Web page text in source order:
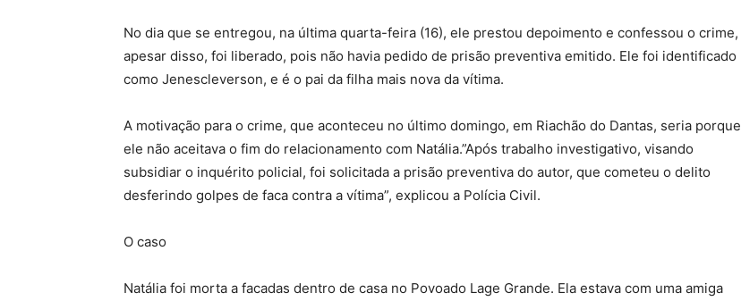
No dia que se entregou, na última quarta-feira (16), ele prestou depoimento e confessou o crime,
apesar disso, foi liberado, pois não havia pedido de prisão preventiva emitido. Ele foi identificado
como Jenescleverson, e é o pai da filha mais nova da vítima.
A motivação para o crime, que aconteceu no último domingo, em Riachão do Dantas, seria porque
ele não aceitava o fim do relacionamento com Natália.”Após trabalho investigativo, visando
subsidiar o inquérito policial, foi solicitada a prisão preventiva do autor, que cometeu o delito
desferindo golpes de faca contra a vítima”, explicou a Polícia Civil.
O caso
Natália foi morta a facadas dentro de casa no Povoado Lage Grande. Ela estava com uma amiga